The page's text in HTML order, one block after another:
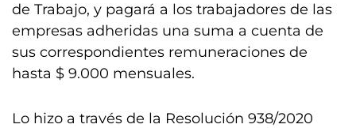
de Trabajo, y pagará a los trabajadores de las
empresas adheridas una suma a cuenta de
sus correspondientes remuneraciones de
hasta $ 9.000 mensuales.
Lo hizo a través de la Resolución 938/2020